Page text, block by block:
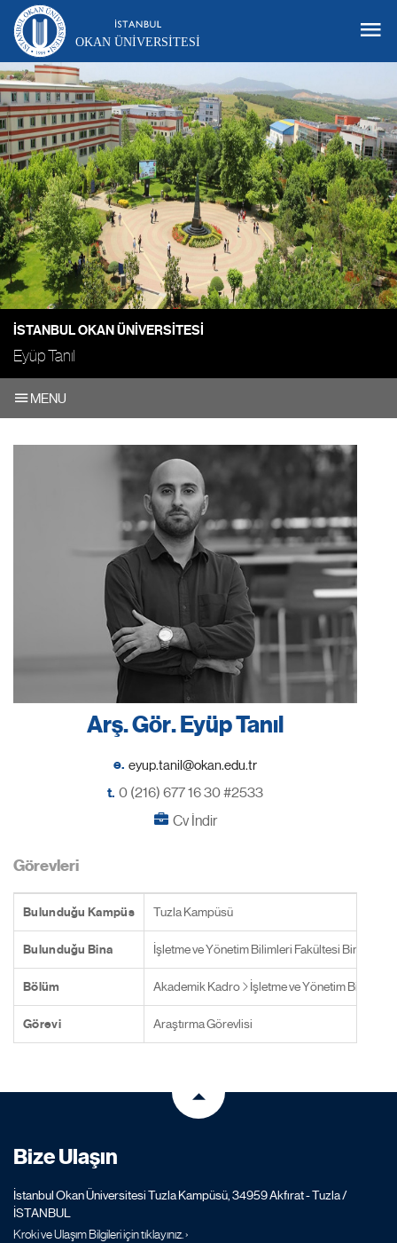
OKAN ÜNIVERSITESI
İSTANBUL OKAN ÜNIVERSITESI
Eyüp Tanıl
MENU
Arş. Gör. Eyüp Tanıl
e.
t. 0 (216) 677 16 30 #2533
Cv İndir
Görevleri
Bulunduğu Kampüs Tuzla Kampüsü
Bulunduğu Bina İşletme ve Yönetim Bilimleri Fakültesi Binası
Bölüm Akademik Kadro İşletme ve Yönetim Bilimleri
Görevi Araştırma Görevlisi
Bize Ulaşın
İstanbul Okan Üniversitesi Tuzla Kampüsü, 34959 Akfırat - Tuzla /
İSTANBUL
Kroki ve Ulaşım Bilgileri için tıklayınız. ›